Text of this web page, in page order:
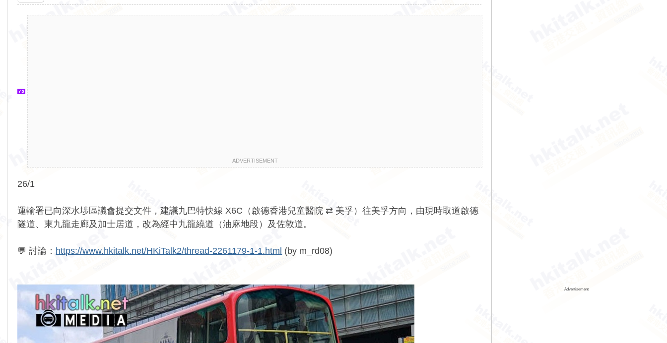
ADVERTISEMENT
26/1
運輸署已向深水埗區議會提交文件，建議九巴特快線 X6C（啟德香港兒童醫院 ⇄ 美孚）往美孚方向，由現時取道啟德
隧道、東九龍走廊及加士居道，改為經中九龍繞道（油麻地段）及佐敦道。
💬 討論： https://www.hkitalk.net/HKiTalk2/thread-2261179-1-1.html (by m_rd08)
Advertisement